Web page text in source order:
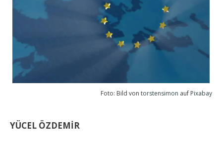
Foto: Bild von torstensimon auf Pixabay
YÜCEL ÖZDEMİR